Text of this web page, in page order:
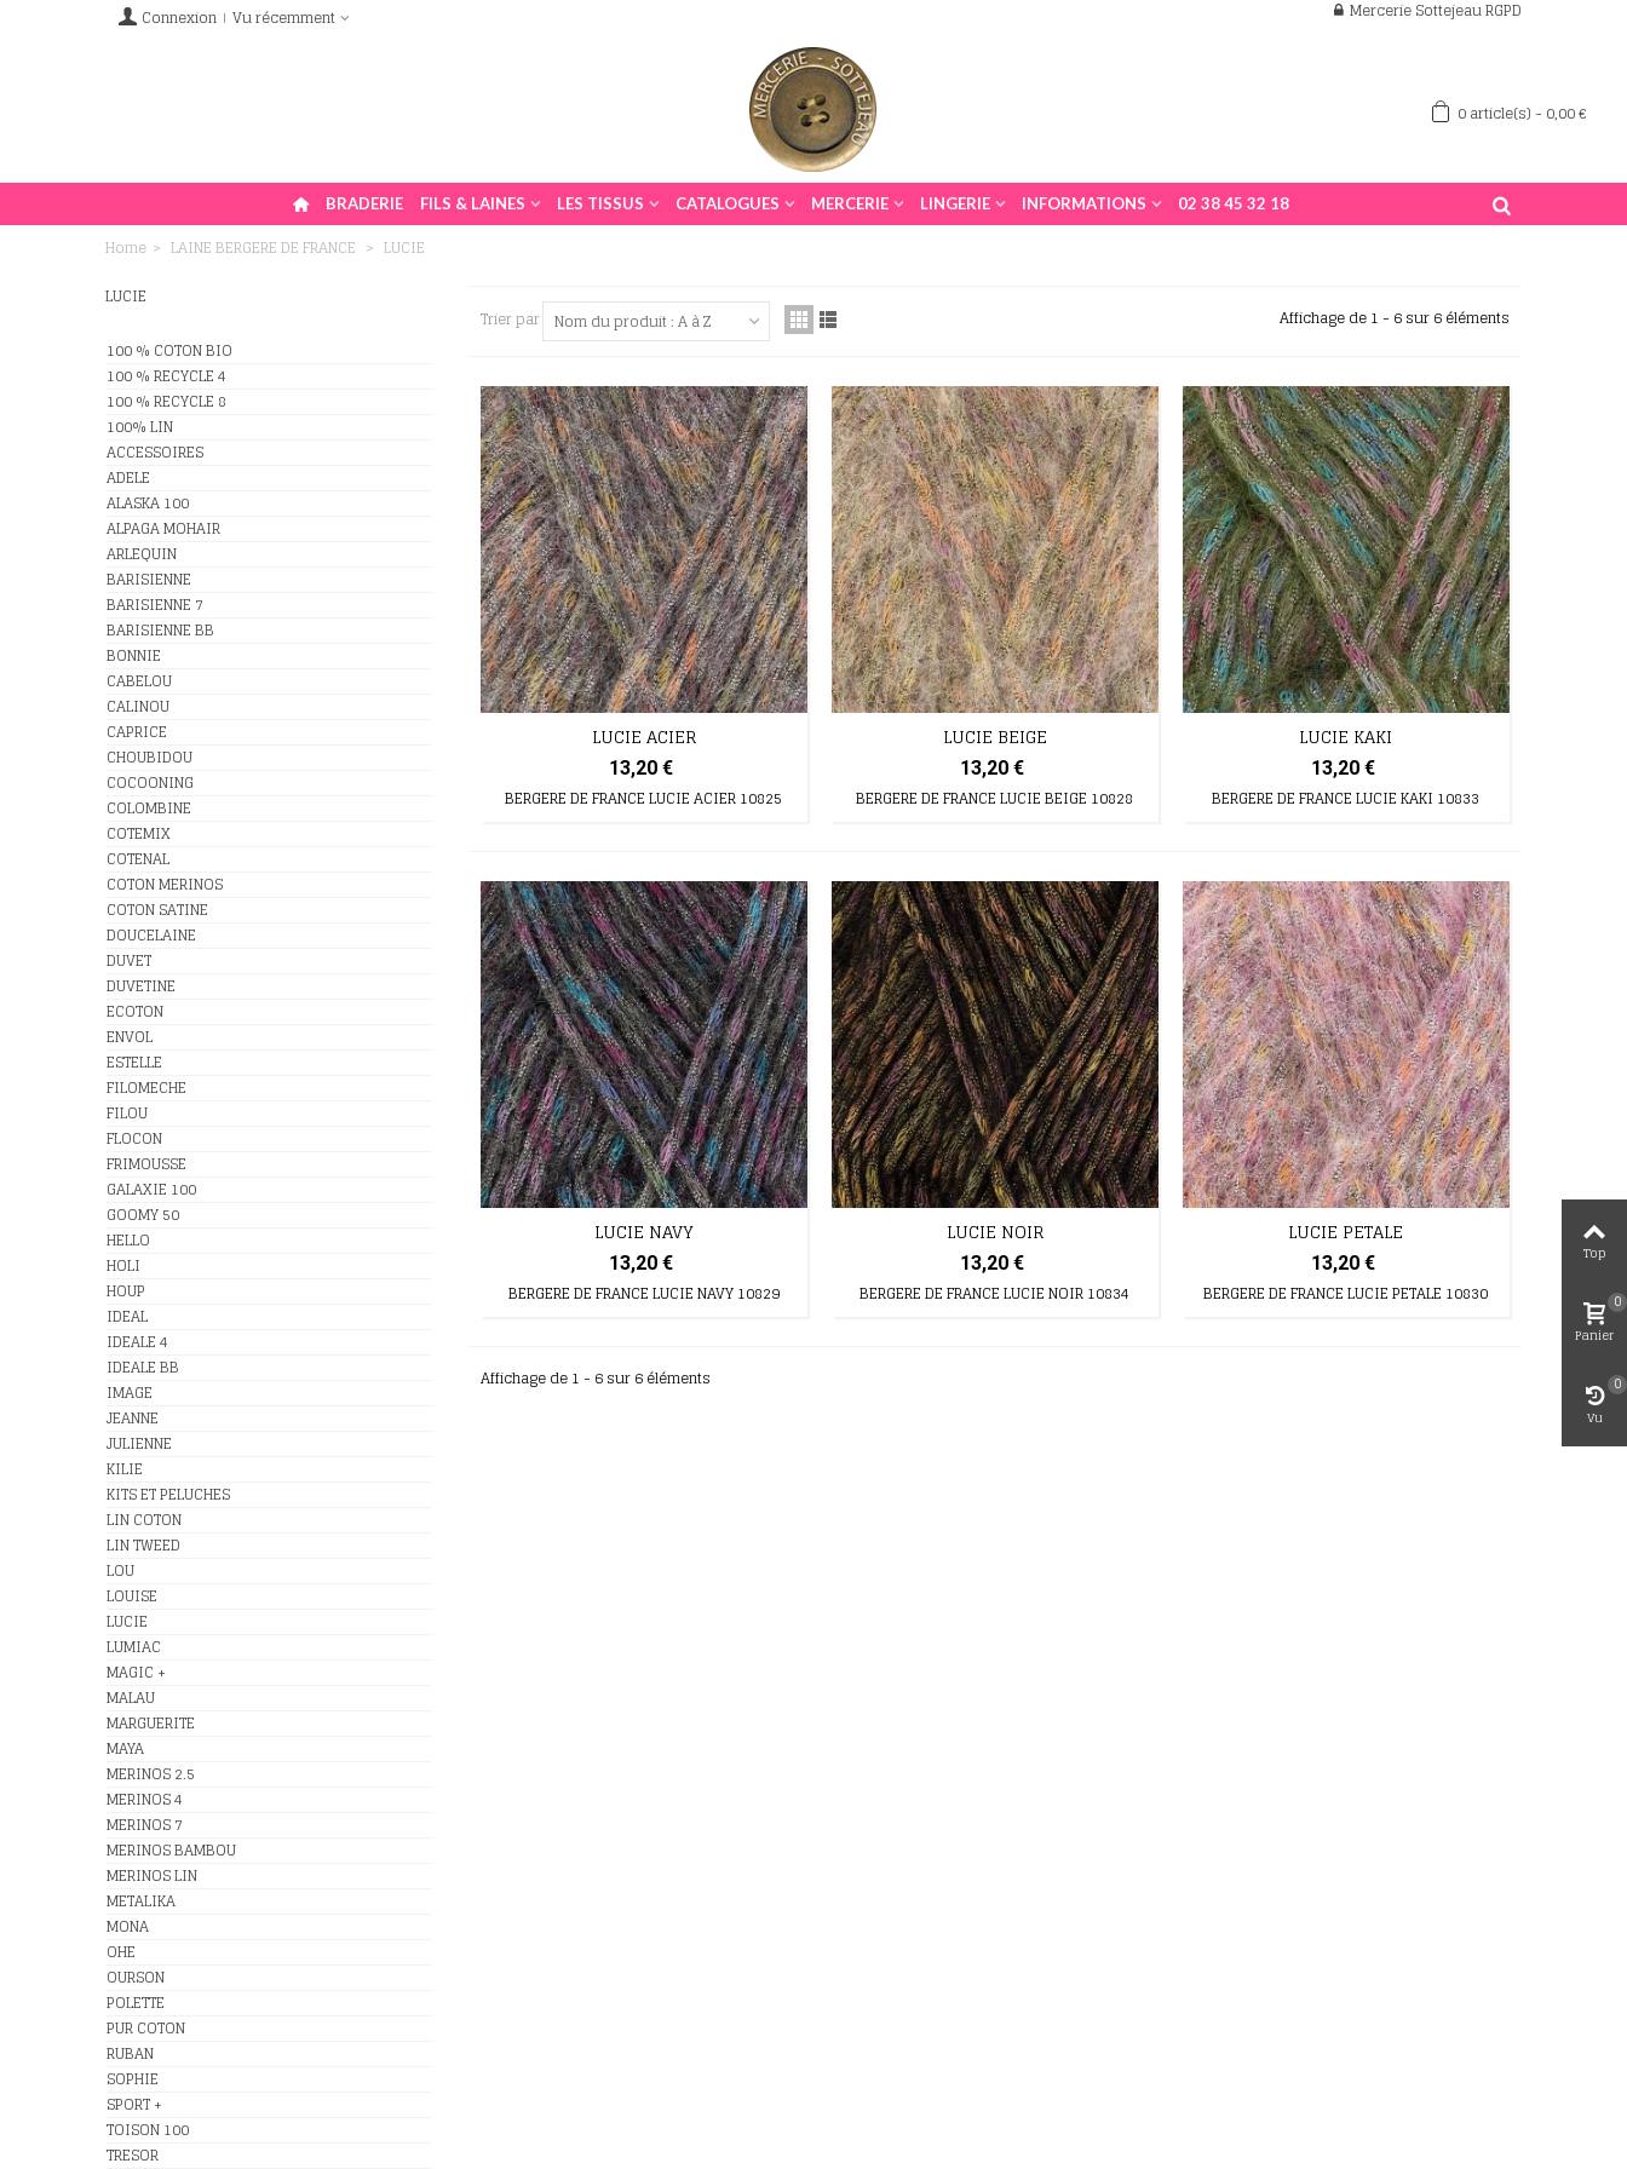
Connexion Vu récemment Mercerie Sottejeau RGPD
0article(s) - 0,00 €
BRADERIE FILS & LAINES LES TISSUS CATALOGUES MERCERIE LINGERIE INFORMATIONS 02 38 45 32 18
Home > LAINE BERGERE DE FRANCE > LUCIE
LUCIE
100 % COTON BIO
100 % RECYCLE 4
100 % RECYCLE 8
100% LIN
ACCESSOIRES
ADELE
ALASKA 100
ALPAGA MOHAIR
ARLEQUIN
BARISIENNE
BARISIENNE 7
BARISIENNE BB
BONNIE
CABELOU
CALINOU
CAPRICE
CHOUBIDOU
COCOONING
COLOMBINE
COTEMIX
COTENAL
COTON MERINOS
COTON SATINE
DOUCELAINE
DUVET
DUVETINE
ECOTON
ENVOL
ESTELLE
FILOMECHE
FILOU
FLOCON
FRIMOUSSE
GALAXIE 100
GOOMY 50
HELLO
HOLI
HOUP
IDEAL
IDEALE 4
IDEALE BB
IMAGE
JEANNE
JULIENNE
KILIE
KITS ET PELUCHES
LIN COTON
LIN TWEED
LOU
LOUISE
LUCIE
LUMIAC
MAGIC +
MALAU
MARGUERITE
MAYA
MERINOS 2.5
MERINOS 4
MERINOS 7
MERINOS BAMBOU
MERINOS LIN
METALIKA
MONA
OHE
OURSON
POLETTE
PUR COTON
RUBAN
SOPHIE
SPORT +
TOISON 100
TRESOR
Trier par Nom du produit : A à Z Affichage de 1 - 6 sur 6 éléments
LUCIE ACIER
13,20 €
BERGERE DE FRANCE LUCIE ACIER 10825
LUCIE BEIGE
13,20 €
BERGERE DE FRANCE LUCIE BEIGE 10828
LUCIE KAKI
13,20 €
BERGERE DE FRANCE LUCIE KAKI 10833
LUCIE NAVY
13,20 €
BERGERE DE FRANCE LUCIE NAVY 10829
LUCIE NOIR
13,20 €
BERGERE DE FRANCE LUCIE NOIR 10834
LUCIE PETALE
13,20 €
BERGERE DE FRANCE LUCIE PETALE 10830
Affichage de 1 - 6 sur 6 éléments
Top
Panier
0
Vu
0